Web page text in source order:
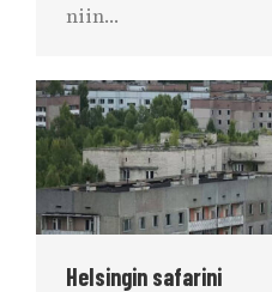
niin…
Helsingin safarini